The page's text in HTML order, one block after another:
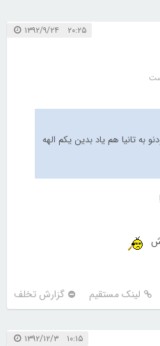
۲۰:۲۵ ۱۳۹۲/۹/۲۴
به تانیا هم یاد بدین یکم الهه
لینک مستقیم گزارش تخلف
۱۰:۱۵ ۱۳۹۲/۱۲/۳